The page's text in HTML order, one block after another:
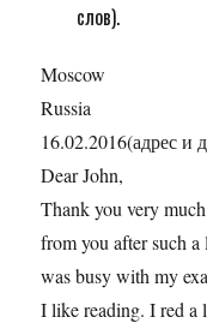
слов).
Moscow
Russia
16.02.2016(адрес и
Dear John,
Thank you very
from you after such
was busy with my
I like reading. I red a